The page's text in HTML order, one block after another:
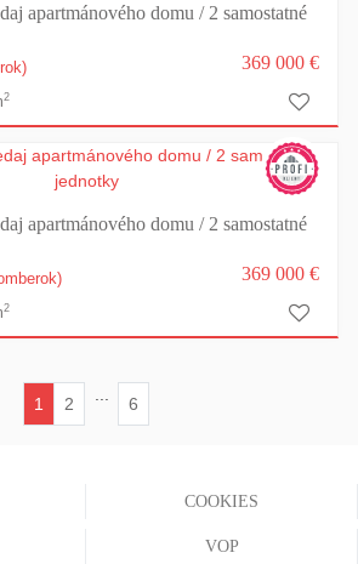
apartmánového domu / 2 samostatné
2
369 000 €
apartmánového domu / 2 samostatné
2
369 000 €
1
2 6
COOKIES
VOP